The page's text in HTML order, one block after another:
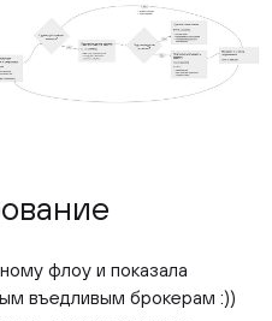
флоу и показала
въедливым брокерам :))